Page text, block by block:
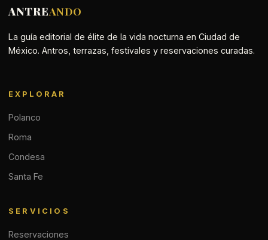
ANTREANDO
La guía editorial de élite de la vida nocturna en Ciudad de
México. Antros, terrazas, festivales y reservaciones curadas.
EXPLORAR
Polanco
Roma
Condesa
Santa Fe
SERVICIOS
Reservaciones